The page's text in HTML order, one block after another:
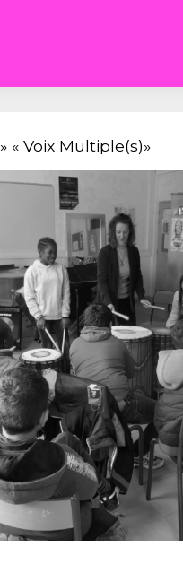
» « Voix Multiple(s)»